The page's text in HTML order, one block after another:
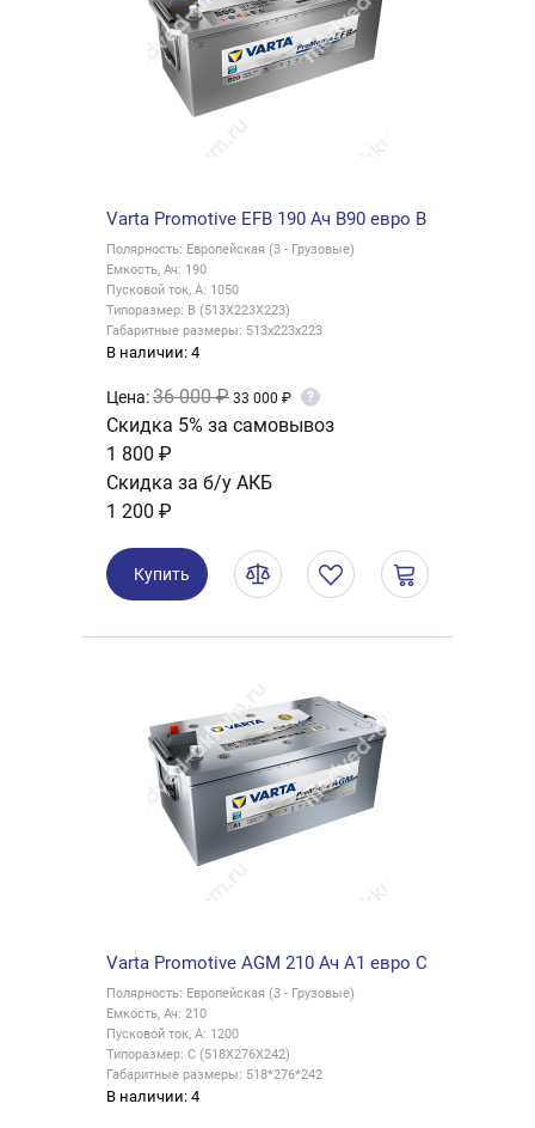
Varta Promotive EFB 190 Ач B90 евро B
Полярность: Европейская (3 - Грузовые)
Емкость, Ач: 190
Пусковой ток, А: 1050
Типоразмер: B (513X223X223)
Габаритные размеры: 513x223x223
В наличии: 4
Цена:36 000 ₽ 33 000 ₽ ?
Скидка 5% за самовывоз
1 800 ₽
Скидка за б/у АКБ
1 200 ₽
Купить
Varta Promotive AGM 210 Ач A1 евро C
Полярность: Европейская (3 - Грузовые)
Емкость, Ач: 210
Пусковой ток, А: 1200
Типоразмер: C (518X276X242)
Габаритные размеры: 518*276*242
В наличии: 4